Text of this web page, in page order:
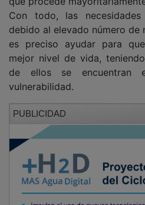
Con todo, las
debido al elevado número de
es preciso ayudar para
mejor nivel de vida,
de ellos se encuentran
vulnerabilidad.